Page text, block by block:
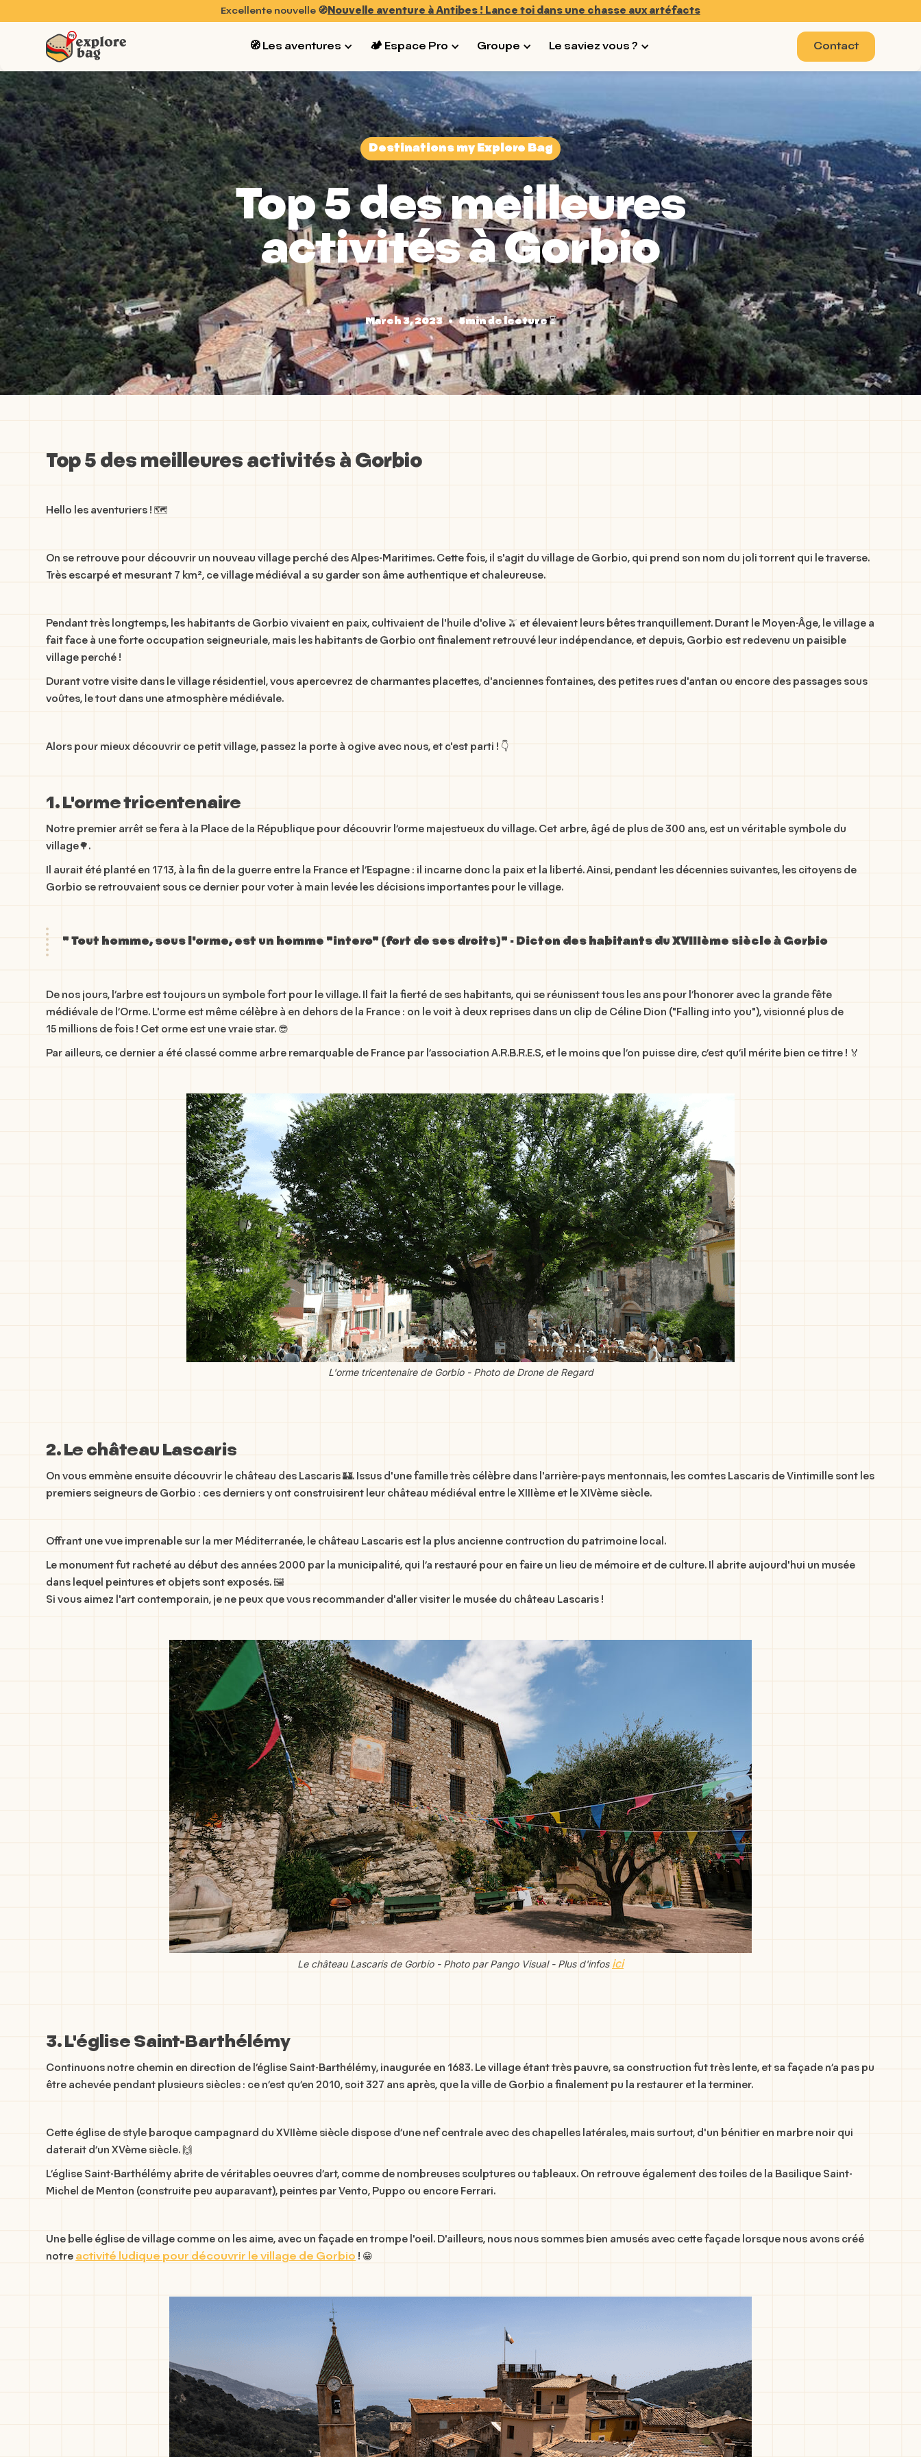
Excellente nouvelle 🧭 Nouvelle aventure à Antibes ! Lance toi dans une chasse aux artéfacts
🧭 Les aventures 🏕 Espace Pro Groupe Le saviez vous ? Contact
Destinations my Explore Bag
Top 5 des meilleures
activités à Gorbio
March 3, 2023 • 5min de lecture ⏳
Top 5 des meilleures activités à Gorbio
Hello les aventuriers ! 🗺️
On se retrouve pour découvrir un nouveau village perché des Alpes-Maritimes. Cette fois, il s'agit du village de Gorbio, qui prend son nom du joli torrent qui le traverse.
Très escarpé et mesurant 7 km², ce village médiéval a su garder son âme authentique et chaleureuse.
Pendant très longtemps, les habitants de Gorbio vivaient en paix, cultivaient de l'huile d'olive 🫒 et élevaient leurs bêtes tranquillement. Durant le Moyen-Âge, le village a
fait face à une forte occupation seigneuriale, mais les habitants de Gorbio ont finalement retrouvé leur indépendance, et depuis, Gorbio est redevenu un paisible
village perché !
Durant votre visite dans le village résidentiel, vous apercevrez de charmantes placettes, d'anciennes fontaines, des petites rues d'antan ou encore des passages sous
voûtes, le tout dans une atmosphère médiévale.
Alors pour mieux découvrir ce petit village, passez la porte à ogive avec nous, et c'est parti ! 👇
1. L'orme tricentenaire
Notre premier arrêt se fera à la Place de la République pour découvrir l’orme majestueux du village. Cet arbre, âgé de plus de 300 ans, est un véritable symbole du
village🌳.
Il aurait été planté en 1713, à la fin de la guerre entre la France et l’Espagne : il incarne donc la paix et la liberté. Ainsi, pendant les décennies suivantes, les citoyens de
Gorbio se retrouvaient sous ce dernier pour voter à main levée les décisions importantes pour le village.
" Tout homme, sous l'orme, est un homme "intero" (fort de ses droits)" - Dicton des habitants du XVIIIème siècle à Gorbio
De nos jours, l’arbre est toujours un symbole fort pour le village. Il fait la fierté de ses habitants, qui se réunissent tous les ans pour l’honorer avec la grande fête
médiévale de l’Orme. L'orme est même célèbre à en dehors de la France : on le voit à deux reprises dans un clip de Céline Dion (" Falling into you"), visionné plus de
15 millions de fois ! Cet orme est une vraie star. 😎
Par ailleurs, ce dernier a été classé comme arbre remarquable de France par l’association A.R.B.R.E.S, et le moins que l’on puisse dire, c’est qu’il mérite bien ce titre ! 🏅
L'orme tricentenaire de Gorbio - Photo de Drone de Regard
2. Le château Lascaris
On vous emmène ensuite découvrir le château des Lascaris 🏰. Issus d'une famille très célèbre dans l'arrière-pays mentonnais, les comtes Lascaris de Vintimille sont les
premiers seigneurs de Gorbio : ces derniers y ont construisirent leur château médiéval entre le XIIIème et le XIVème siècle.
Offrant une vue imprenable sur la mer Méditerranée, le château Lascaris est la plus ancienne contruction du patrimoine local.
Le monument fut racheté au début des années 2000 par la municipalité, qui l’a restauré pour en faire un lieu de mémoire et de culture. Il abrite aujourd'hui un musée
dans lequel peintures et objets sont exposés. 🖼️
Si vous aimez l'art contemporain, je ne peux que vous recommander d'aller visiter le musée du château Lascaris !
Le château Lascaris de Gorbio - Photo par Pango Visual - Plus d'infos ici
3. L'église Saint-Barthélémy
Continuons notre chemin en direction de l’église Saint-Barthélémy, inaugurée en 1683. Le village étant très pauvre, sa construction fut très lente, et sa façade n’a pas pu
être achevée pendant plusieurs siècles : ce n’est qu’en 2010, soit 327 ans après, que la ville de Gorbio a finalement pu la restaurer et la terminer.
Cette église de style baroque campagnard du XVIIème siècle dispose d’une nef centrale avec des chapelles latérales, mais surtout, d'un bénitier en marbre noir qui
daterait d’un XVème siècle. 🙌
L’église Saint-Barthélémy abrite de véritables oeuvres d’art, comme de nombreuses sculptures ou tableaux. On retrouve également des toiles de la Basilique Saint-
Michel de Menton (construite peu auparavant), peintes par Vento, Puppo ou encore Ferrari.
Une belle église de village comme on les aime, avec un façade en trompe l'oeil. D'ailleurs, nous nous sommes bien amusés avec cette façade lorsque nous avons créé
notre activité ludique pour découvrir le village de Gorbio ! 😁